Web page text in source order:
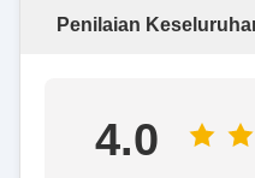
Penilaian
4.0